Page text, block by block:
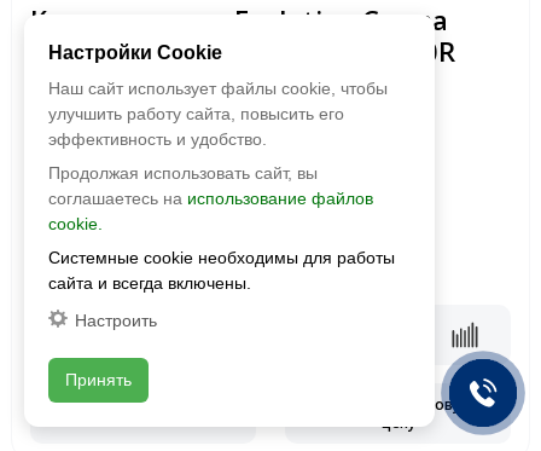
Керамогранит Evolution Crema
(Эволюшн Крема) SG50000920R
1191x595 Матовый Карвинг
Размер:
1191x595
Фактура:
матовая, карвинг
Тип:глазурованная
Толщина:9 мм
Цвета:
1 990 руб./м2 2590 руб./м2
В корзину
Запросить оптовую
цену
Настройки Cookie
Наш сайт использует файлы cookie, чтобы
улучшить работу сайта, повысить его
эффективность и удобство.
Продолжая использовать сайт, вы
соглашаетесь на использование файлов
cookie.
Системные cookie необходимы для работы
сайта и всегда включены.
Настроить
Принять